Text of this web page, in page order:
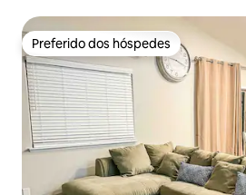
Preferido dos hóspedes
Preferido dos hóspedes